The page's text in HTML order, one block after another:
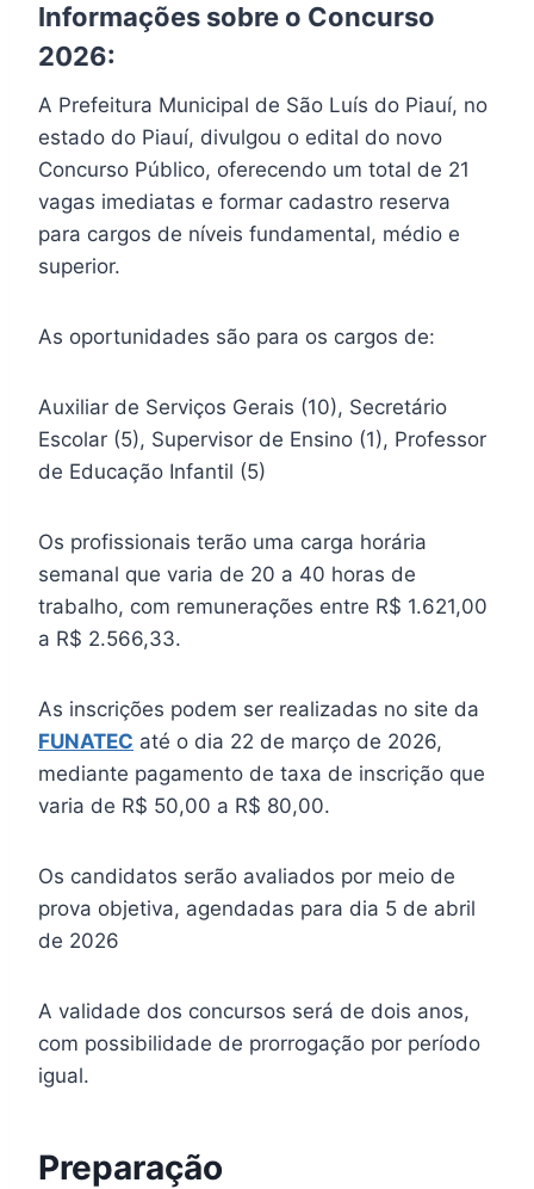
Informações sobre o Concurso
2026:
A Prefeitura Municipal de São Luís do Piauí, no
estado do Piauí, divulgou o edital do novo
Concurso Público, oferecendo um total de 21
vagas imediatas e formar cadastro reserva
para cargos de níveis fundamental, médio e
superior.
As oportunidades são para os cargos de:
Auxiliar de Serviços Gerais (10), Secretário
Escolar (5), Supervisor de Ensino (1), Professor
de Educação Infantil (5)
Os profissionais terão uma carga horária
semanal que varia de 20 a 40 horas de
trabalho, com remunerações entre R$ 1.621,00
a R$ 2.566,33.
As inscrições podem ser realizadas no site da
FUNATEC até o dia 22 de março de 2026,
mediante pagamento de taxa de inscrição que
varia de R$ 50,00 a R$ 80,00.
Os candidatos serão avaliados por meio de
prova objetiva, agendadas para dia 5 de abril
de 2026
A validade dos concursos será de dois anos,
com possibilidade de prorrogação por período
igual.
Preparação